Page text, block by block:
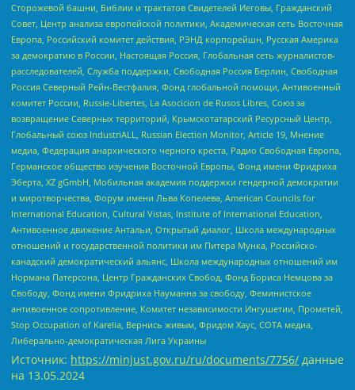
Сторожевой башни, Библии и трактатов Свидетелей Иеговы, Гражданский
Совет, Центр анализа европейской политики, Академическая сеть Восточная
Европа, Российский комитет действия, РЭНД корпорейшн, Русская Америка
за демократию в России, Настоящая Россия, Глобальная сеть журналистов-
расследователей, Служба поддержки, Свободная Россия Берлин, Свободная
Россия Северный Рейн-Вестфалия, Фонд глобальной помощи, Антивоенный
комитет России, Russie-Libertes, La Asocicion de Rusos Libres, Союз за
возвращение Северных территорий, Крымскотатарский Ресурсный Центр,
Глобальный союз IndustriALL, Russian Election Monitor, Article 19, Мнение
медиа, Федерация анархического черного креста, Радио Свободная Европа,
Германское общество изучения Восточной Европы, Фонд имени Фридриха
Эберта, XZ gGmbH, Мобильная академия поддержки гендерной демократии
и миротворчества, Форум имени Льва Копелева, American Councils for
International Education, Cultural Vistas, Institute of International Education,
Антивоенное движение Антальи, Открытый диалог, Школа международных
отношений и государственной политики им Питера Мунка, Российско-
канадский демократический альянс, Школа международных отношений им
Нормана Патерсона, Центр Гражданских Свобод, Фонд Бориса Немцова за
Свободу, Фонд имени Фридриха Науманна за свободу, Феминистское
антивоенное сопротивление, Комитет независимости Ингушетии, Прометей,
Stop Occupation of Karelia, Вернись живым, Фридом Хаус, СОТА медиа,
Либерально-демократическая Лига Украины
Источник: https://minjust.gov.ru/ru/documents/7756/ данные
на 13.05.2024